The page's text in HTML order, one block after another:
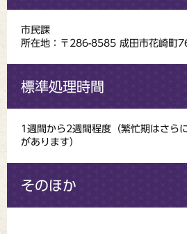
市民課
所在地：〒286-8585 成田市花崎町
標準処理時間
1週間から2週間程度（繁忙期はさら
があります）
そのほか